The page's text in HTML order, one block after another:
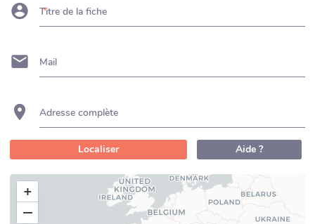
Titre de la fiche
Mail
Adresse complète
Localiser Aide ?
+
−